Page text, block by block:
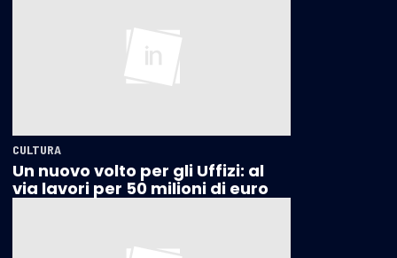
CULTURA
Un nuovo volto per gli Uffizi: al
via lavori per 50 milioni di euro